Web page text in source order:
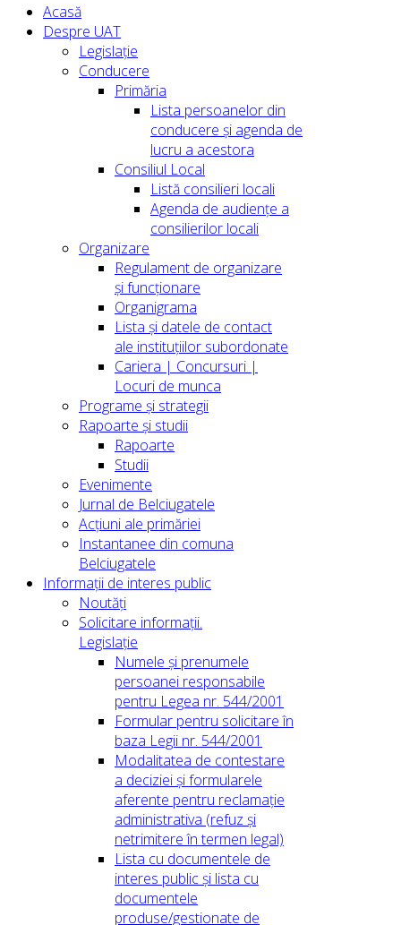
Acasă
Despre UAT
Legislație
Conducere
Primăria
Lista persoanelor din
conducere şi agenda de
lucru a acestora
Consiliul Local
Listă consilieri locali
Agenda de audiențe a
consilierilor locali
Organizare
Regulament de organizare
și funcționare
Organigrama
Lista și datele de contact
ale instituțiilor subordonate
Cariera | Concursuri |
Locuri de munca
Programe și strategii
Rapoarte și studii
Rapoarte
Studii
Evenimente
Jurnal de Belciugatele
Acțiuni ale primăriei
Instantanee din comuna
Belciugatele
Informații de interes public
Noutăți
Solicitare informații.
Legislație
Numele și prenumele
persoanei responsabile
pentru Legea nr. 544/2001
Formular pentru solicitare în
baza Legii nr. 544/2001
Modalitatea de contestare
a deciziei și formularele
aferente pentru reclamație
administrativa (refuz și
netrimitere în termen legal)
Lista cu documentele de
interes public și lista cu
documentele
produse/gestionate de